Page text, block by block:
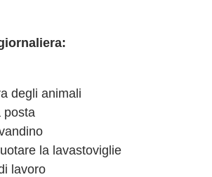
degli animali
posta
la lavastoviglie
lavoro